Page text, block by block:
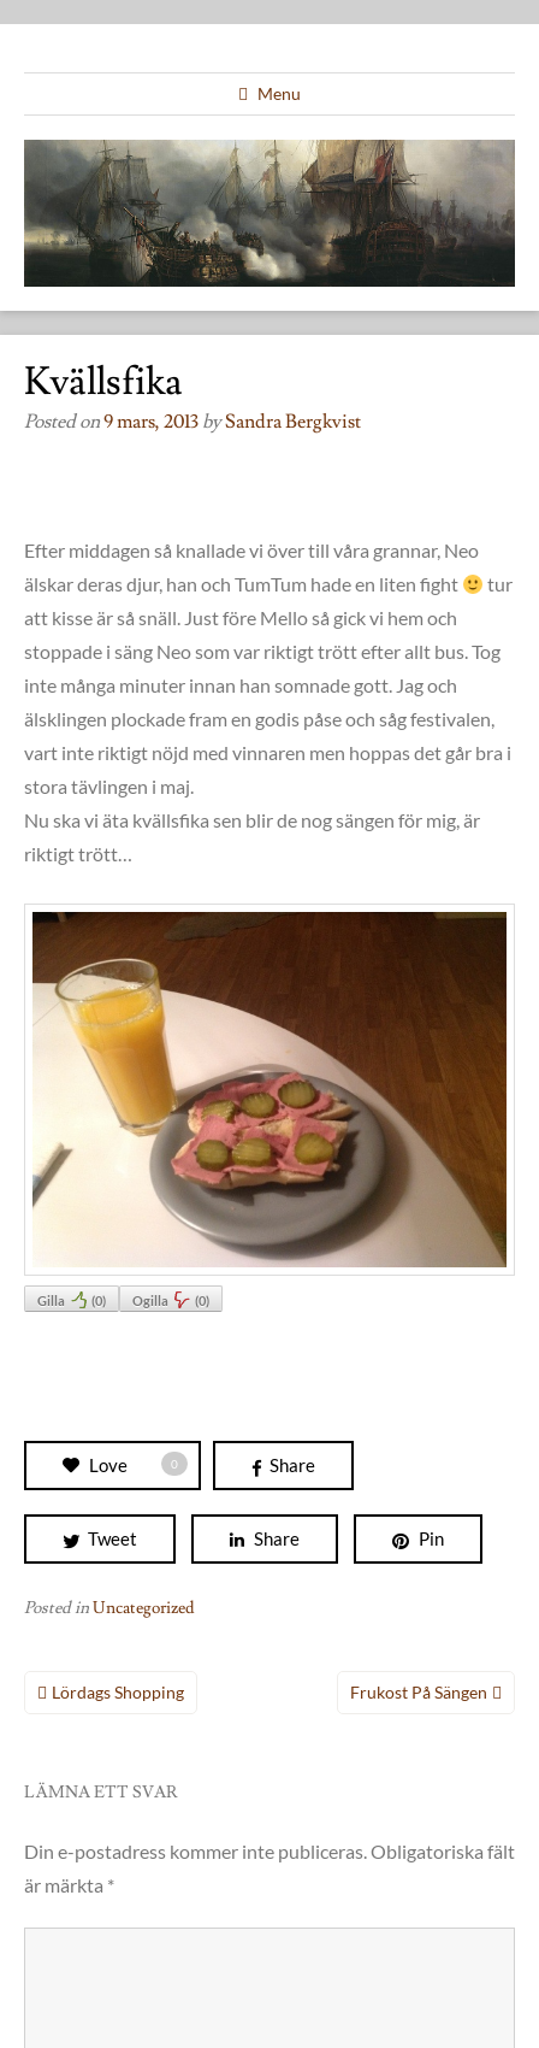
Menu
Kvällsfika
Posted on9 mars, 2013 bySandra Bergkvist
Efter middagen så knallade vi över till våra grannar, Neo
älskar deras djur, han och TumTum hade en liten fight
tur
att kisse är så snäll. Just före Mello så gick vi hem och
stoppade i säng Neo som var riktigt trött efter allt bus. Tog
inte många minuter innan han somnade gott. Jag och
älsklingen plockade fram en godis påse och såg festivalen,
vart inte riktigt nöjd med vinnaren men hoppas det går bra i
stora tävlingen i maj.
Nu ska vi äta kvällsfika sen blir de nog sängen för mig, är
riktigt trött…
Gilla (0) Ogilla (0)
Love 0 Share
Tweet Share Pin
Posted inUncategorized
Inläggsnavigering
Lördags Shopping Frukost På Sängen
LÄMNA ETT SVAR
Din e-postadress kommer inte publiceras.Obligatoriska fält
är märkta *